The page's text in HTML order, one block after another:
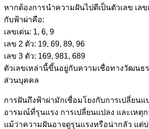
หากต้องการนำความฝันไปตีเป็นตัวเลข เล
กับฟ้าผ่าคือ:
เลขเด่น: 1, 6, 9
เลข 2 ตัว: 19, 69, 89, 96
เลข 3 ตัว: 169, 981, 689
ตัวเลขเหล่านี้ขึ้นอยู่กับความเชื่อทางวัฒนธ
ส่วนบุคคล
การฝันถึงฟ้าผ่ามักเชื่อมโยงกับการเปลี่ยน
อารมณ์ที่รุนแรง การเปลี่ยนแปลง และเห
แม้ว่าความฝันอาจดูรุนแรงหรือน่ากลัว แต่